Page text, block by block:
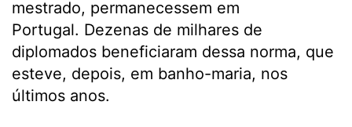
mestrado, permanecessem em
Portugal. Dezenas de milhares de
diplomados beneficiaram dessa norma, que
esteve, depois, em banho-maria, nos
últimos anos.